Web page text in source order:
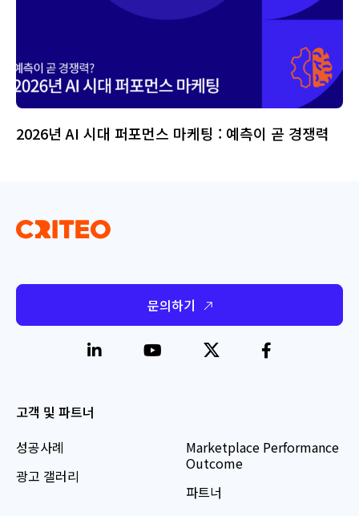
2026년 AI 시대 퍼포먼스 마케팅 : 예측이 곧 경쟁력
문의하기
고객 및 파트너
성공사례
광고 갤러리
Marketplace Performance
Outcome
파트너